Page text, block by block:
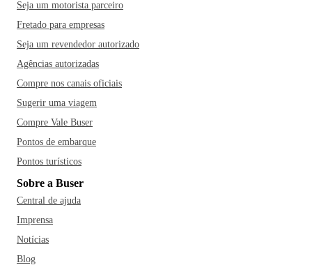
Seja um motorista parceiro
Fretado para empresas
Seja um revendedor autorizado
Agências autorizadas
Compre nos canais oficiais
Sugerir uma viagem
Compre Vale Buser
Pontos de embarque
Pontos turísticos
Sobre a Buser
Central de ajuda
Imprensa
Notícias
Blog